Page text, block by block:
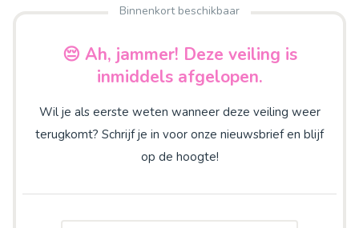
Binnenkort beschikbaar
😔 Ah, jammer! Deze veiling is
inmiddels afgelopen.
Wil je als eerste weten wanneer deze veiling weer
terugkomt? Schrijf je in voor onze nieuwsbrief en blijf
op de hoogte!